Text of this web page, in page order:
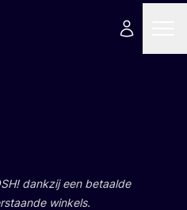
! dank­zij een betaal­de
winkels.